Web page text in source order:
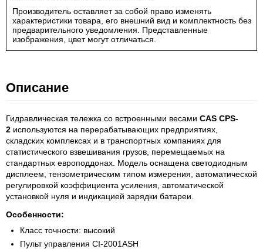
Производитель оставляет за собой право изменять
характеристики товара, его внешний вид и комплектность без
предварительного уведомления. Представленные
изображения, цвет могут отличаться.
Описание
Гидравлическая тележка со встроенными весами CAS CPS-
2 используются на перерабатывающих предприятиях,
складских комплексах и в транспортных компаниях для
статистического взвешивания грузов, перемещаемых на
стандартных европоддонах. Модель оснащена светодиодным
дисплеем, тензометрическим типом измерения, автоматической
регулировкой коэффициента усиления, автоматической
установкой нуля и индикацией зарядки батареи.
Особенности:
Класс точности: высокий
Пульт управления СI-2001АSH